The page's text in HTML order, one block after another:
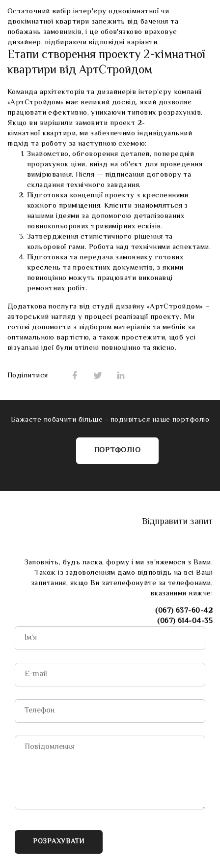
Остаточний вибірінтер'єру однокімнатноїчи
двокімнатної квартири залежить від бачення та
побажань замовників, і це обов'язково враховує
дизайнер, підбираючи відповідні варіанти.
Етапи створення проекту 2-кімнатної
квартири від АртСтройдом
Команда архітекторів та дизайнерів інтер’єру компанії
«АртСтройдом» має великий досвід, який дозволяє
працювати ефективно, уникаючи типових розрахунків.
Якщо ви вирішили замовити проект 2-
кімнатної квартири, ми забезпечимо індивідуальний
підхід та роботу за наступною схемою:
Знайомство, обговорення деталей, попередній
прорахунок ціни, виїзд на об'єкт для проведення
вимірювання. Після — підписання договору та
складання технічного завдання.
Підготовка концепції проекту з кресленнями
кожного приміщення. Клієнти знайомляться з
нашими ідеями за допомогою деталізованих
повнокольорових тривимірних ескізів.
Затвердження стилістичного рішення та
кольорової гами. Робота над технічними аспектами.
Підготовка та передача замовнику готових
креслень та проектних документів, з якими
повноцінно можуть працювати виконавці
ремонтних робіт.
Додаткова послуга від студії дизайну «АртСтройдом» –
авторський нагляд у процесі реалізації проекту. Ми
готові допомогти з підбором матеріалів та меблів за
оптимальною вартістю, а також простежити, щоб усі
візуальні ідеї були втілені повноцінно та якісно.
Поділитися
Бажаєте побачити більше - подивіться наше портфоліо
ПОРТФОЛІО
Відправити запит
Заповніть, будь ласка, форму і ми зв'яжемося з Вами.
Також із задоволенням дамо відповідь на всі Ваші
запитання, якщо Ви зателефонуйте за телефонами,
вказаними нижче:
(067) 637-60-42
(067) 614-04-35
РОЗРАХУВАТИ